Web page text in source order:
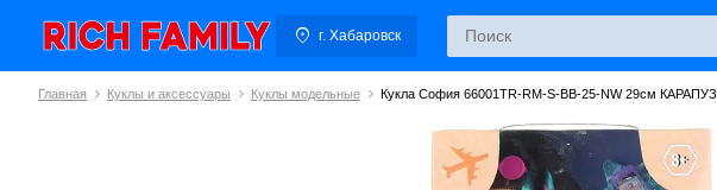
г. Хабаровск
Главная Куклы и аксессуары Куклы модельные Кукла София 66001TR-RM-S-BB-25-NW 29см КАРАПУЗ